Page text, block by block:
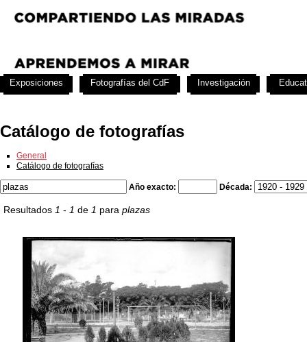
Catálogo de fotografías
General
Catálogo de fotografías
Año exacto: Década:
Resultados 1 - 1 de 1 para plazas
Exposiciones Fotografías del CdF Investigación